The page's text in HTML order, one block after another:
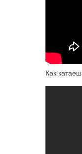
Как